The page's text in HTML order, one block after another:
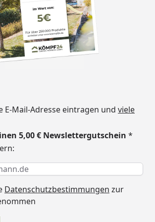
H-Pfostenanker zum
Einbetonieren,
Montagematerial,
Aufbauanleitung
siehe Datenblätter
- Satteldach Grunewald Carport 321
Technische Daten
- Satteldach Grunewald Carport 321
Technische Daten
E-Mail-Adresse eintragen und viele
5,00 € Newslettergutschein *
Datenschutzbestimmungen zur